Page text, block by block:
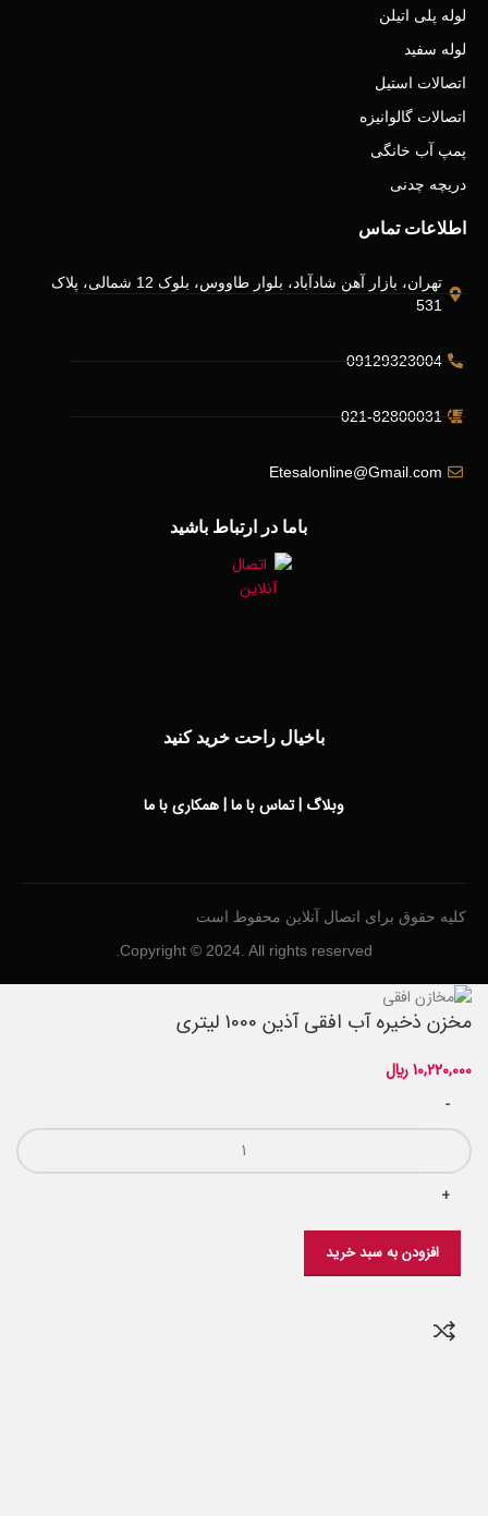
لوله پلی اتیلن
لوله سفید
اتصالات استیل
اتصالات گالوانیزه
پمپ آب خانگی
دریچه چدنی
اطلاعات تماس
تهران، بازار آهن شادآباد، بلوار طاووس، بلوک 12 شمالی، پلاک
531
09129323004
021-82800031
Etesalonline@Gmail.com
باما در ارتباط باشید
باخیال راحت خرید کنید
وبلاگ |تماس با ما|همکاری با ما
کلیه حقوق برای اتصال آنلاین محفوط است
Copyright © 2024. All rights reserved.
مخزن ذخیره آب افقی آذین 1000 لیتری
10,220,000﷼
افزودن به سبد خرید